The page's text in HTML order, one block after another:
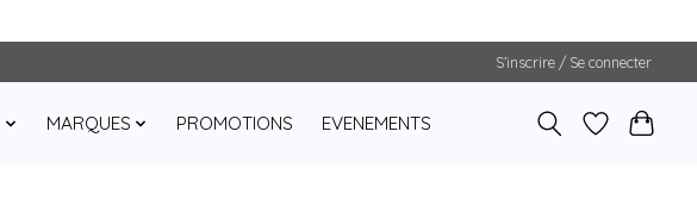
S’inscrire / Se connecter
MARQUES PROMOTIONS EVENEMENTS